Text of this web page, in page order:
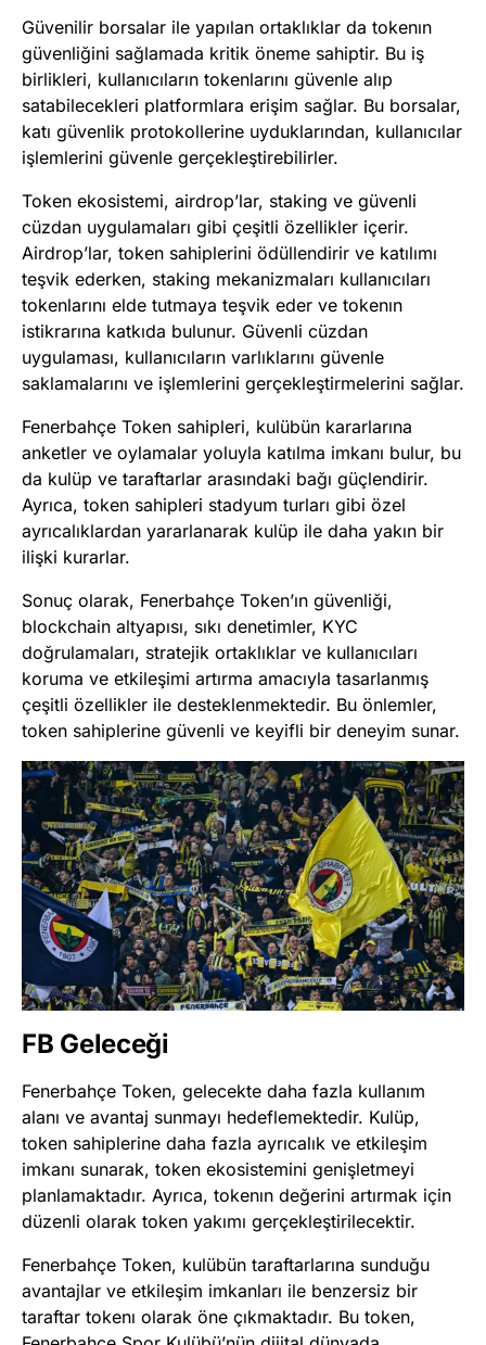
Güvenilir borsalar ile yapılan ortaklıklar da tokenın
güvenliğini sağlamada kritik öneme sahiptir. Bu iş
birlikleri, kullanıcıların tokenlarını güvenle alıp
satabilecekleri platformlara erişim sağlar. Bu borsalar,
katı güvenlik protokollerine uyduklarından, kullanıcılar
işlemlerini güvenle gerçekleştirebilirler​​.
Token ekosistemi, airdrop’lar, staking ve güvenli
cüzdan uygulamaları gibi çeşitli özellikler içerir.
Airdrop’lar, token sahiplerini ödüllendirir ve katılımı
teşvik ederken, staking mekanizmaları kullanıcıları
tokenlarını elde tutmaya teşvik eder ve tokenın
istikrarına katkıda bulunur. Güvenli cüzdan
uygulaması, kullanıcıların varlıklarını güvenle
saklamalarını ve işlemlerini gerçekleştirmelerini sağlar​​.
Fenerbahçe Token sahipleri, kulübün kararlarına
anketler ve oylamalar yoluyla katılma imkanı bulur, bu
da kulüp ve taraftarlar arasındaki bağı güçlendirir.
Ayrıca, token sahipleri stadyum turları gibi özel
ayrıcalıklardan yararlanarak kulüp ile daha yakın bir
ilişki kurarlar​​.
Sonuç olarak, Fenerbahçe Token’ın güvenliği,
blockchain altyapısı, sıkı denetimler, KYC
doğrulamaları, stratejik ortaklıklar ve kullanıcıları
koruma ve etkileşimi artırma amacıyla tasarlanmış
çeşitli özellikler ile desteklenmektedir. Bu önlemler,
token sahiplerine güvenli ve keyifli bir deneyim sunar.
FB Geleceği
Fenerbahçe Token, gelecekte daha fazla kullanım
alanı ve avantaj sunmayı hedeflemektedir. Kulüp,
token sahiplerine daha fazla ayrıcalık ve etkileşim
imkanı sunarak, token ekosistemini genişletmeyi
planlamaktadır. Ayrıca, tokenın değerini artırmak için
düzenli olarak token yakımı gerçekleştirilecektir​​.
Fenerbahçe Token, kulübün taraftarlarına sunduğu
avantajlar ve etkileşim imkanları ile benzersiz bir
taraftar tokenı olarak öne çıkmaktadır. Bu token,